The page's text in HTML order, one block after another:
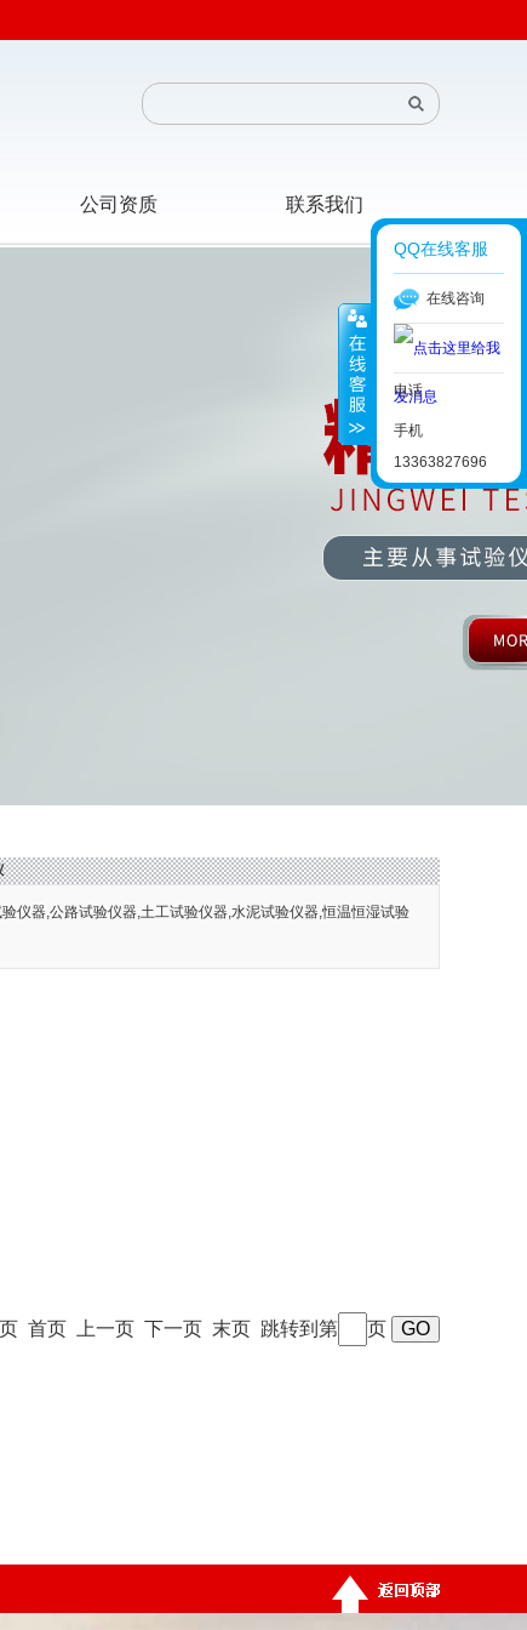
公司资质 联系我们
仪器,公路试验仪器,土工试验仪器,水泥试验仪器,恒温恒湿试验
页 首页 上一页 下一页 末页 跳转到第 页
QQ在线客服
在线咨询
电话
手机
13363827696